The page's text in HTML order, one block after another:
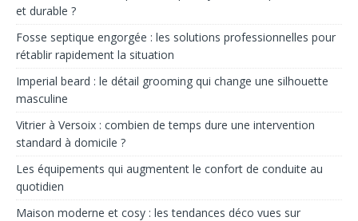
et durable ?
Fosse septique engorgée : les solutions professionnelles pour
rétablir rapidement la situation
Imperial beard : le détail grooming qui change une silhouette
masculine
Vitrier à Versoix : combien de temps dure une intervention
standard à domicile ?
Les équipements qui augmentent le confort de conduite au
quotidien
Maison moderne et cosy : les tendances déco vues sur